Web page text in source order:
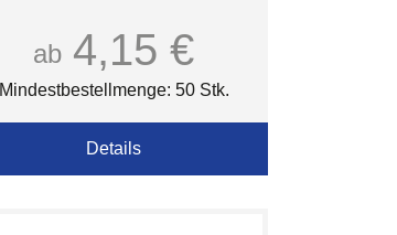
ab 4,15 €
Mindestbestellmenge: 50 Stk.
Details